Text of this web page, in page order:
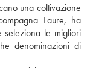
una coltivazione
Laure, ha
seleziona le migliori
denominazioni di